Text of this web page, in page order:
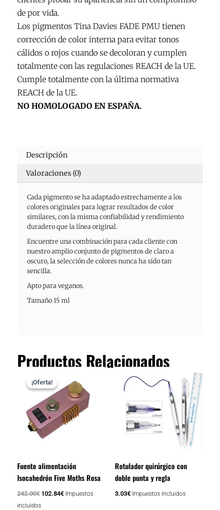
de por vida.
Los pigmentos Tina Davies FADE PMU tienen
corrección de color interna para evitar tonos
cálidos o rojos cuando se decoloran y cumplen
totalmente con las regulaciones REACH de la UE.
Cumple totalmente con la última normativa
REACH de la UE.
NO HOMOLOGADO EN ESPAÑA.
Descripción
Valoraciones (0)
Cada pigmento se ha adaptado estrechamente a los
colores originales para lograr resultados de color
similares, con la misma confiabilidad y rendimiento
duradero que la línea original.
Encuentre una combinación para cada cliente con
nuestro amplio conjunto de pigmentos de claro a
oscuro, la selección de colores nunca ha sido tan
sencilla.
Apto para veganos.
Tamaño 15 ml
Productos Relacionados
¡Oferta!
¡Oferta!
Fuente alimentación
Isocahedrón Five Moths Rosa
242.00€
precio
original
era:
242.00€.
102.84€
actual
es:
102.84€.
Impuestos
incluidos
Rotulador quirúrgico con
doble punta y regla
3.03€ Impuestos incluidos